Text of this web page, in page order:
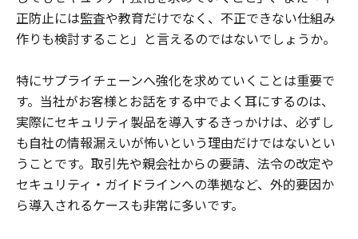
正防止には監査や教育だけでなく、不正できない仕組み
作りも検討すること」と言えるのではないでしょうか。
特にサプライチェーンへ強化を求めていくことは重要で
す。当社がお客様とお話をする中でよく耳にするのは、
実際にセキュリティ製品を導入するきっかけは、必ずし
も自社の情報漏えいが怖いという理由だけではないとい
うことです。取引先や親会社からの要請、法令の改定や
セキュリティ・ガイドラインへの準拠など、外的要因か
ら導入されるケースも非常に多いです。